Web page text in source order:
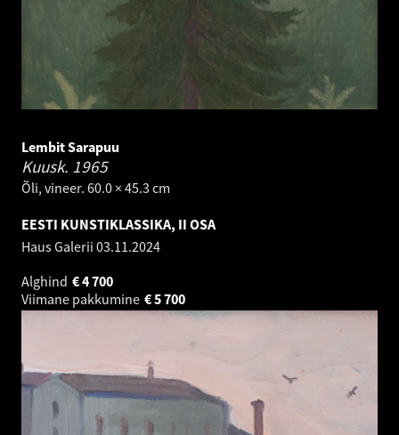
Lembit Sarapuu
Kuusk. 1965
Õli, vineer. 60.0 × 45.3 cm
EESTI KUNSTIKLASSIKA, II OSA
Haus Galerii 03.11.2024
Alghind
4 700
€
Viimane pakkumine
5 700
€